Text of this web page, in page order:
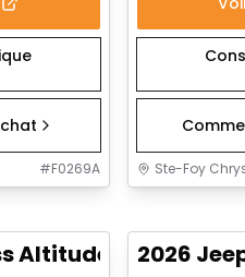
#F0269A Ste-Foy
Altitude
Très bonne
2026